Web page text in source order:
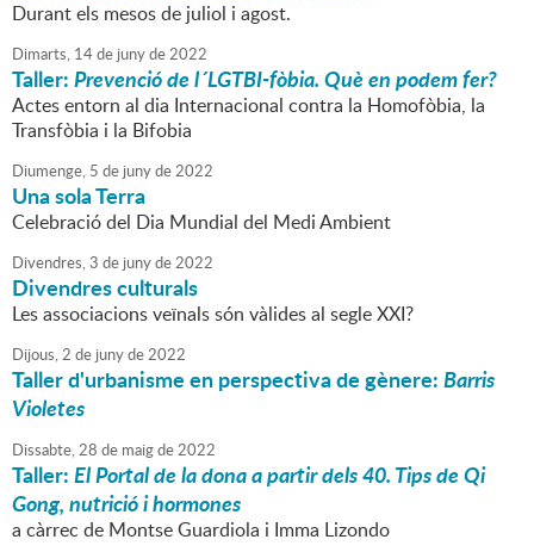
Durant els mesos de juliol i agost.
Dimarts, 14de junyde2022
Taller:Prevenció de l´LGTBI-fòbia. Què en podem fer?
Actes entorn al dia Internacional contra la Homofòbia, la
Transfòbia i la Bifobia
Diumenge, 5 de junyde2022
Una sola Terra
Celebració del Dia Mundial del Medi Ambient
Divendres,3 de junyde2022
Divendres culturals
Les associacions veïnals són vàlides al segle XXI?
Dijous,2 de junyde2022
Taller d'urbanisme en perspectiva de gènere:Barris
Violetes
Dissabte,28 de maigde2022
Taller:El Portal de la dona a partir dels 40. Tips de Qi
Gong, nutrició i hormones
a càrrec de Montse Guardiola i Imma Lizondo